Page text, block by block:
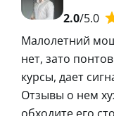
2.0/5.0
Малолетний
нет, зато
курсы, дает
Отзывы о нем